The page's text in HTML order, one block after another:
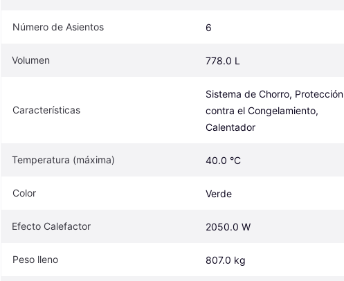
Número de Asientos 6
Volumen 778.0 L
Características
Sistema de Chorro, Protección
contra el Congelamiento,
Calentador
Temperatura (máxima) 40.0 °C
Color Verde
Efecto Calefactor 2050.0 W
Peso lleno 807.0 kg